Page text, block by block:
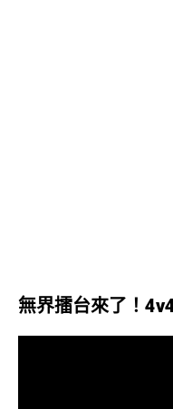
無界擂台來了！